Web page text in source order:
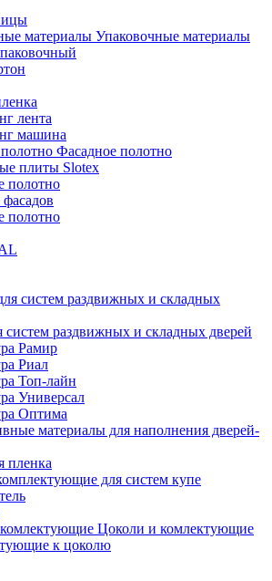
Упаковочные материалы
лента
машина
Фасадное полотно
плиты Slotex
полотно
полотно
систем раздвижных и складных дверей
Рамир
Риал
Топ-лайн
Универсал
Оптима
материалы для наполнения дверей-
пленка
для систем купе
Цоколи и комлектующие
к цоколю